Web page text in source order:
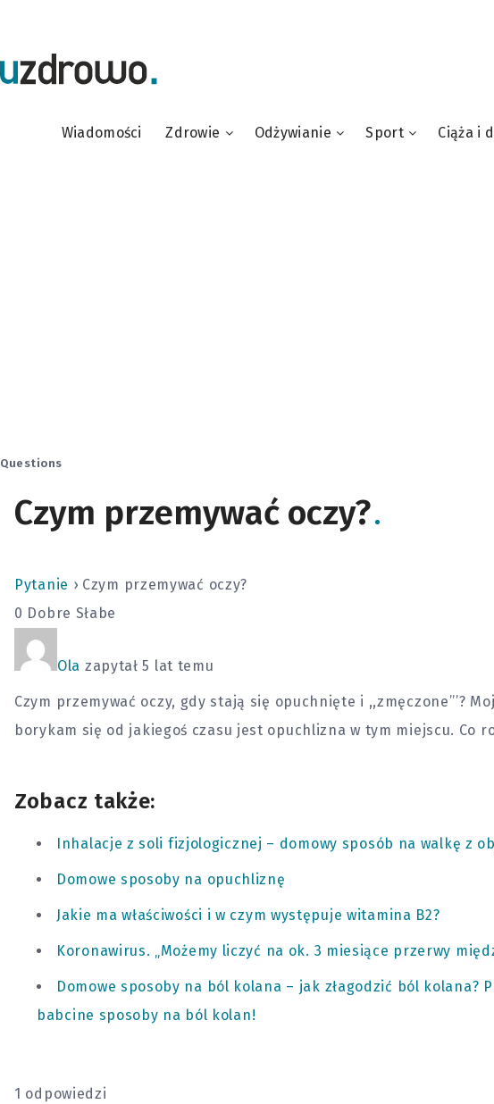
Wiadomości Zdrowie Odżywianie Sport Ciąża i
Questions
Czym przemywać oczy?
Pytanie › Czym przemywać oczy?
0 Dobre Słabe
Ola zapytał 5 lat temu
Czym przemywać oczy, gdy stają się opuchnięte i ,,zmęczone’’’?
borykam się od jakiegoś czasu jest opuchlizna w tym miejscu. Co
Zobacz także:
Inhalacje z soli fizjologicznej – domowy sposób na walkę z
Domowe sposoby na opuchliznę
Jakie ma właściwości i w czym występuje witamina B2?
Koronawirus. „Możemy liczyć na ok. 3 miesiące przerwy
Domowe sposoby na ból kolana – jak złagodzić ból kolana?
babcine sposoby na ból kolan!
1 odpowiedzi